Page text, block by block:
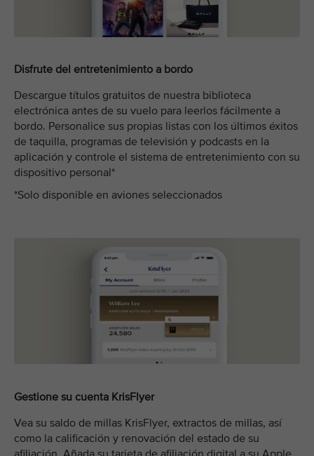
Disfrute del entretenimiento a bordo
Descargue títulos gratuitos de nuestra biblioteca
electrónica antes de su vuelo para leerlos fácilmente a
bordo. Personalice sus propias listas con los últimos éxitos
de taquilla, programas de televisión y podcasts en la
aplicación y controle el sistema de entretenimiento con su
dispositivo personal*
*Solo disponible en aviones seleccionados
Gestione su cuenta KrisFlyer
Vea su saldo de millas KrisFlyer, extractos de millas, así
como la calificación y renovación del estado de su